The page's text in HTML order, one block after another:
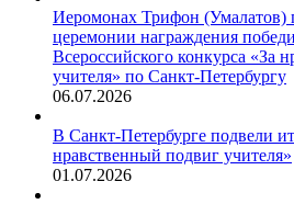
Иеромонах Трифон (Умалатов)
церемонии награждения
Всероссийского конкурса «За
учителя» по Санкт-Петербургу
06.07.2026
В Санкт-Петербурге подвели
нравственный подвиг учителя»
01.07.2026